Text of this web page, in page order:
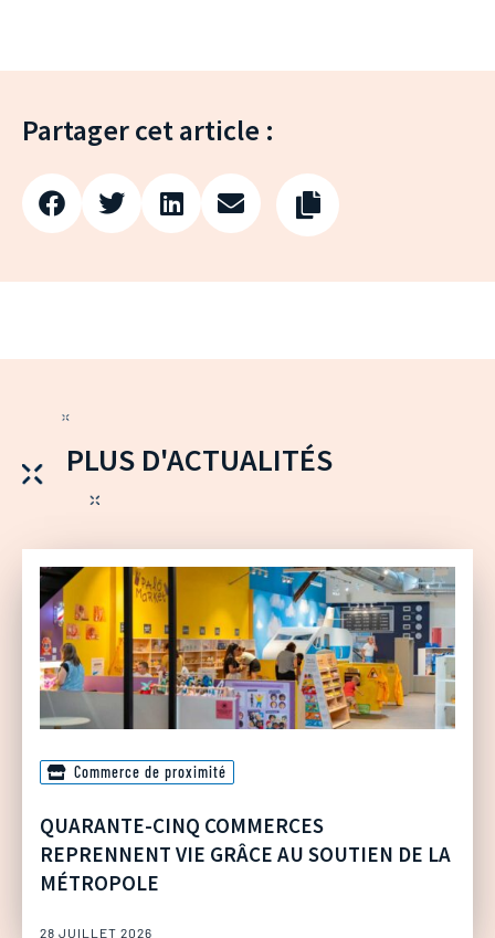
Partager cet article :
PLUS D'ACTUALITÉS
Commerce de proximité
QUARANTE-CINQ COMMERCES
REPRENNENT VIE GRÂCE AU SOUTIEN DE LA
MÉTROPOLE
28 JUILLET 2026